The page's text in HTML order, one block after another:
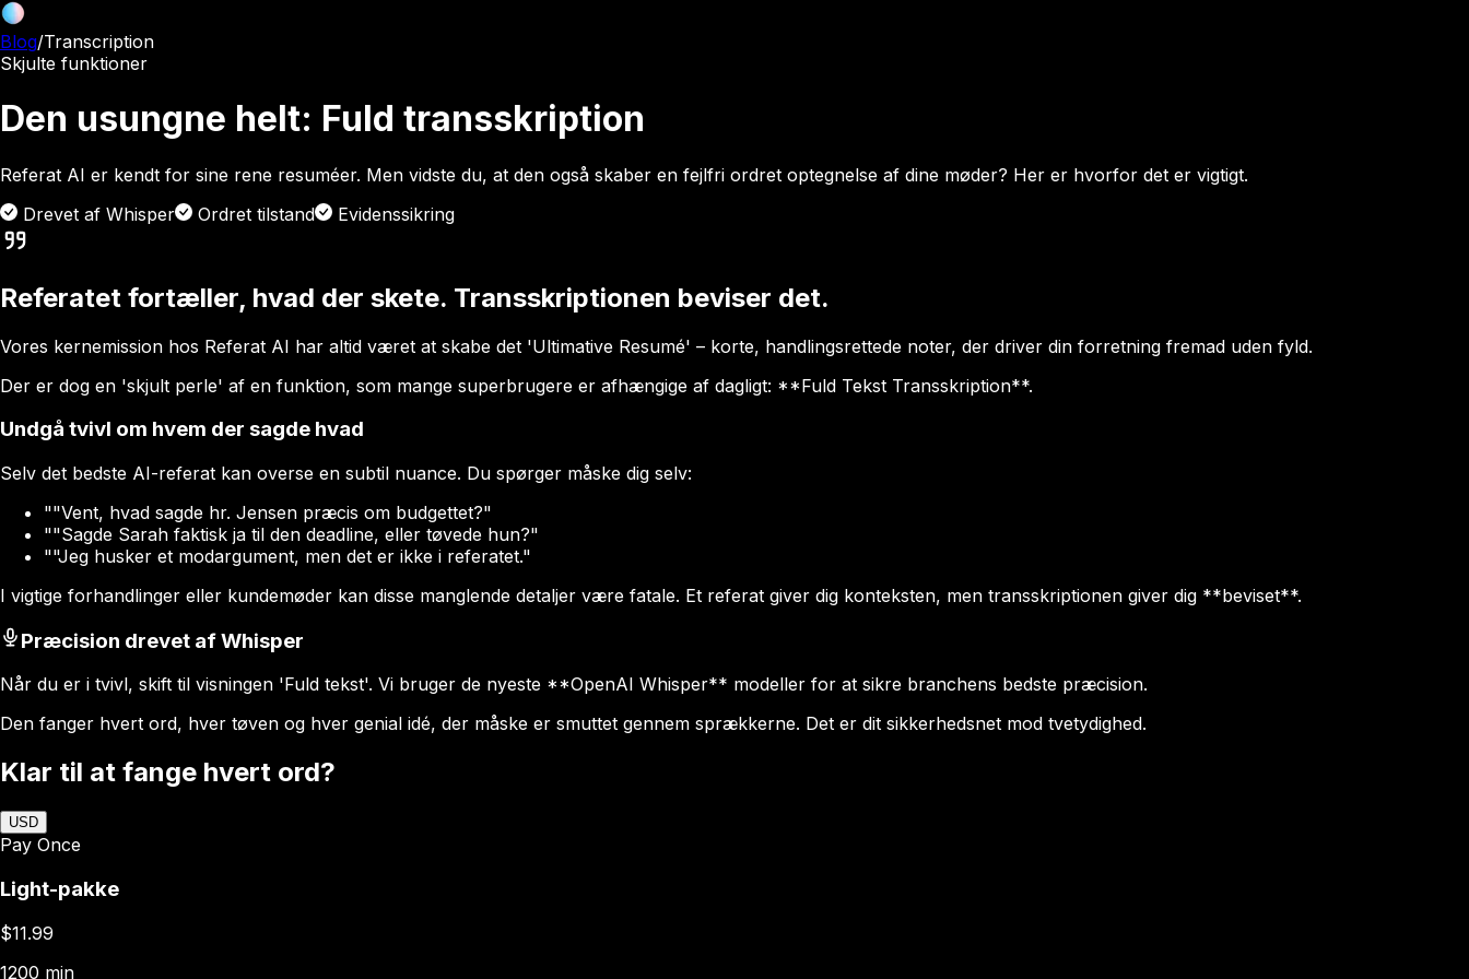
Blog/Transcription
Skjulte funktioner
Den usungne helt: Fuld transskription
Referat AI er kendt for sine rene resuméer. Men vidste du, at den også skaber en fejlfri ordret optegnelse af dine møder? Her er hvorfor det er vigtigt.
Drevet af Whisper
Ordret tilstand Evidenssikring
Referatet fortæller, hvad der skete. Transskriptionen beviser det.
Vores kernemission hos Referat AI har altid været at skabe det 'Ultimative Resumé' – korte, handlingsrettede noter, der driver din forretning fremad uden fyld.
Der er dog en 'skjult perle' af en funktion, som mange superbrugere er afhængige af dagligt: **Fuld Tekst Transskription**.
Undgå tvivl om hvem der sagde hvad
Selv det bedste AI-referat kan overse en subtil nuance. Du spørger måske dig selv:
""Vent, hvad sagde hr. Jensen præcis om budgettet?"
""Sagde Sarah faktisk ja til den deadline, eller tøvede hun?"
""Jeg husker et modargument, men det er ikke i referatet."
I vigtige forhandlinger eller kundemøder kan disse manglende detaljer være fatale. Et referat giver dig konteksten, men transskriptionen giver dig **beviset**.
Præcision drevet af Whisper
Når du er i tvivl, skift til visningen 'Fuld tekst'. Vi bruger de nyeste **OpenAI Whisper** modeller for at sikre branchens bedste præcision.
Den fanger hvert ord, hver tøven og hver genial idé, der måske er smuttet gennem sprækkerne. Det er dit sikkerhedsnet mod tvetydighed.
Klar til at fange hvert ord?
USD
Pay Once
Light-pakke
$11.99
1200 min